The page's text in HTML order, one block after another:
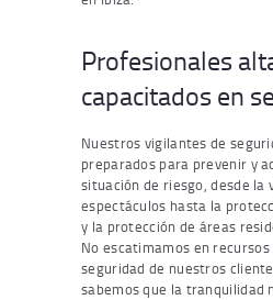
Profesionales
capacitados en
Nuestros vigilantes de
preparados para prevenir y
situación de riesgo, desde la
espectáculos hasta la
y la protección de áreas
No escatimamos en
seguridad de nuestros
sabemos que la tranquilidad